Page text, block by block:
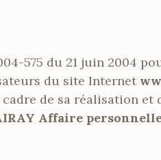
575 du 21 juin 2004
du site Internet
de sa réalisation et
Affaire